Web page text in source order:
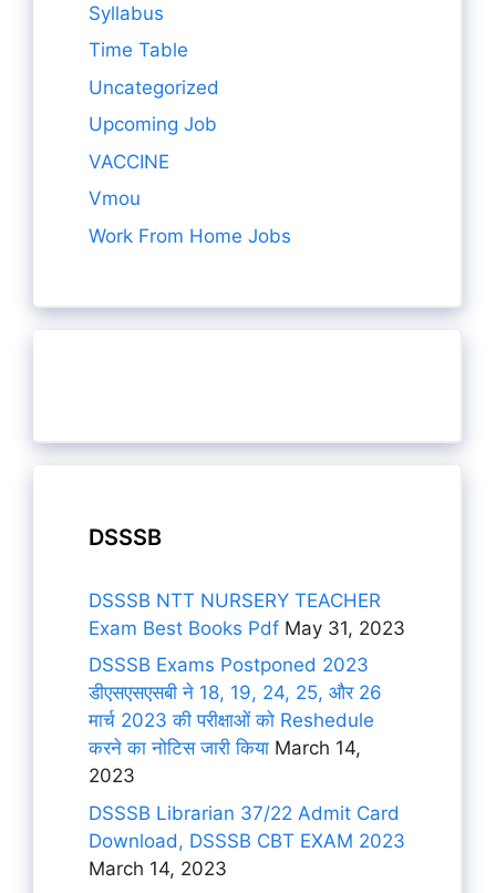
Syllabus
Time Table
Uncategorized
Upcoming Job
VACCINE
Vmou
Work From Home Jobs
DSSSB
DSSSB NTT NURSERY TEACHER
Exam Best Books Pdf May 31, 2023
DSSSB Exams Postponed 2023
डीएसएसएसबी ने 18, 19, 24, 25, और 26
मार्च 2023 की परीक्षाओं को Reshedule
करने का नोटिस जारी किया March 14,
2023
DSSSB Librarian 37/22 Admit Card
Download, DSSSB CBT EXAM 2023
March 14, 2023